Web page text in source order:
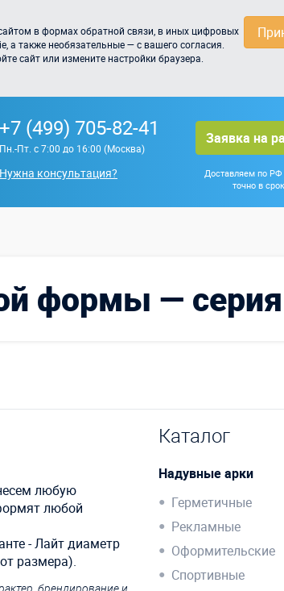
в формах обратной связи, в иных цифровых
а также необязательные — с вашего согласия.
сайт или измените настройки браузера.
+7 (499) 705-82-41
Пн.-Пт. с 7:00 до 16:00 (Москва)
Нужна консультация?
Заявка на
Доставляем по РФ
точно в
формы —
любую
любой
- Лайт диаметр
размера).
Каталог
Надувные арки
Герметичные
Рекламные
Оформительские
Спортивные